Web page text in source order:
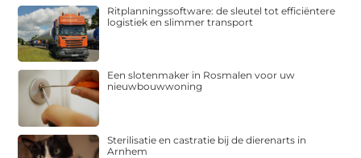
Ritplanningssoftware: de sleutel tot efficiëntere
logistiek en slimmer transport
Een slotenmaker in Rosmalen voor uw
nieuwbouwwoning
Sterilisatie en castratie bij de dierenarts in
Arnhem